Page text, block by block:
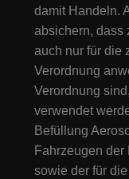
damit Handeln.
absichern, dass
auch nur für die
Verordnung
Verordnung
verwendet
Befüllung
Fahrzeugen
sowie der für